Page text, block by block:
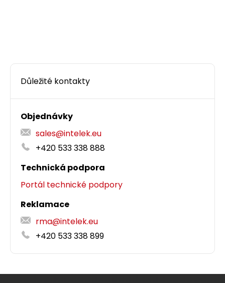
Důležité kontakty
Objednávky
sales@intelek.eu
+420 533 338 888
Technická podpora
Portál technické podpory
Reklamace
rma@intelek.eu
+420 533 338 899